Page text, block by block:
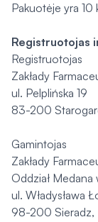
Pakuotėje yra 10
Registruotojas
Registruotojas
Zakłady
ul. Pelplińska 19
83-200
Gamintojas
Zakłady
Oddział Medana
ul. Władysława
98-200 Sieradz,